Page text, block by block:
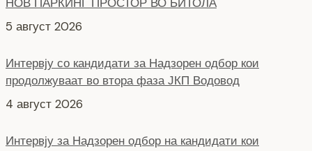
Интервју со кандидати за Надзорен одбор кои
продолжуваат во втора фаза ЈКП Водовод
Интервју за Надзорен одбор на кандидати кои
продолжуваат во втора фаза КЈП Нискоградба